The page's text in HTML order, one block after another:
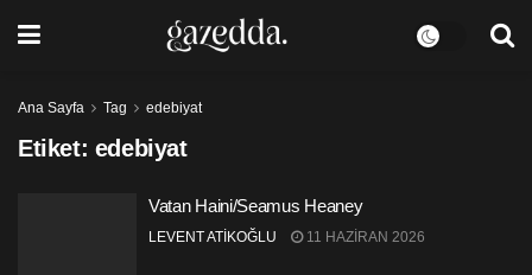
Ana Sayfa Tag edebiyat
Etiket: edebiyat
Vatan Haini/Seamus Heaney
LEVENT ATİKOĞLU 11 HAZIRAN 2026